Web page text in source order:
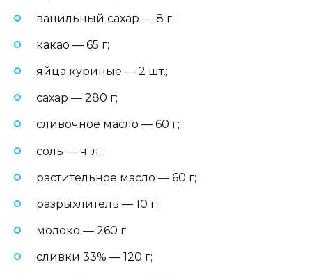
ванильный сахар — 8 г;
какао — 65 г;
яйца куриные — 2 шт.;
сахар — 280 г;
сливочное масло — 60 г;
соль — ч. л.;
растительное масло — 60 г;
разрыхлитель — 10 г;
молоко — 260 г;
сливки 33% — 120 г;